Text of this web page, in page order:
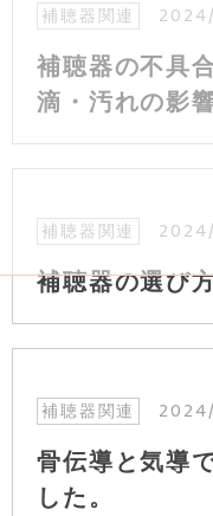
補聴器関連
補聴器の不具
滴・汚れの影響
補聴器関連
補聴器の選び
補聴器関連
骨伝導と気導
した。